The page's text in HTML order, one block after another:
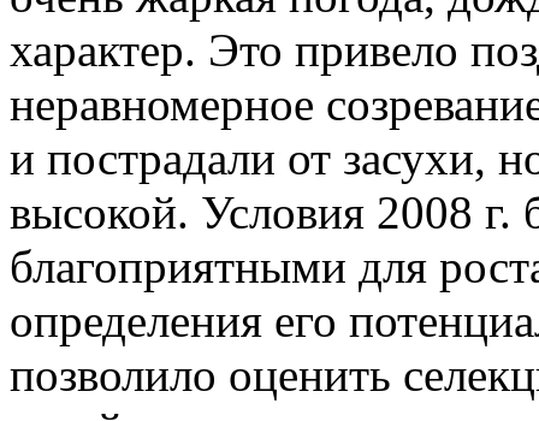
характер. Это привело
неравномерное
и пострадали от засухи,
высокой. Условия 2008 г.
благоприятными для
определения его
позволило оценить